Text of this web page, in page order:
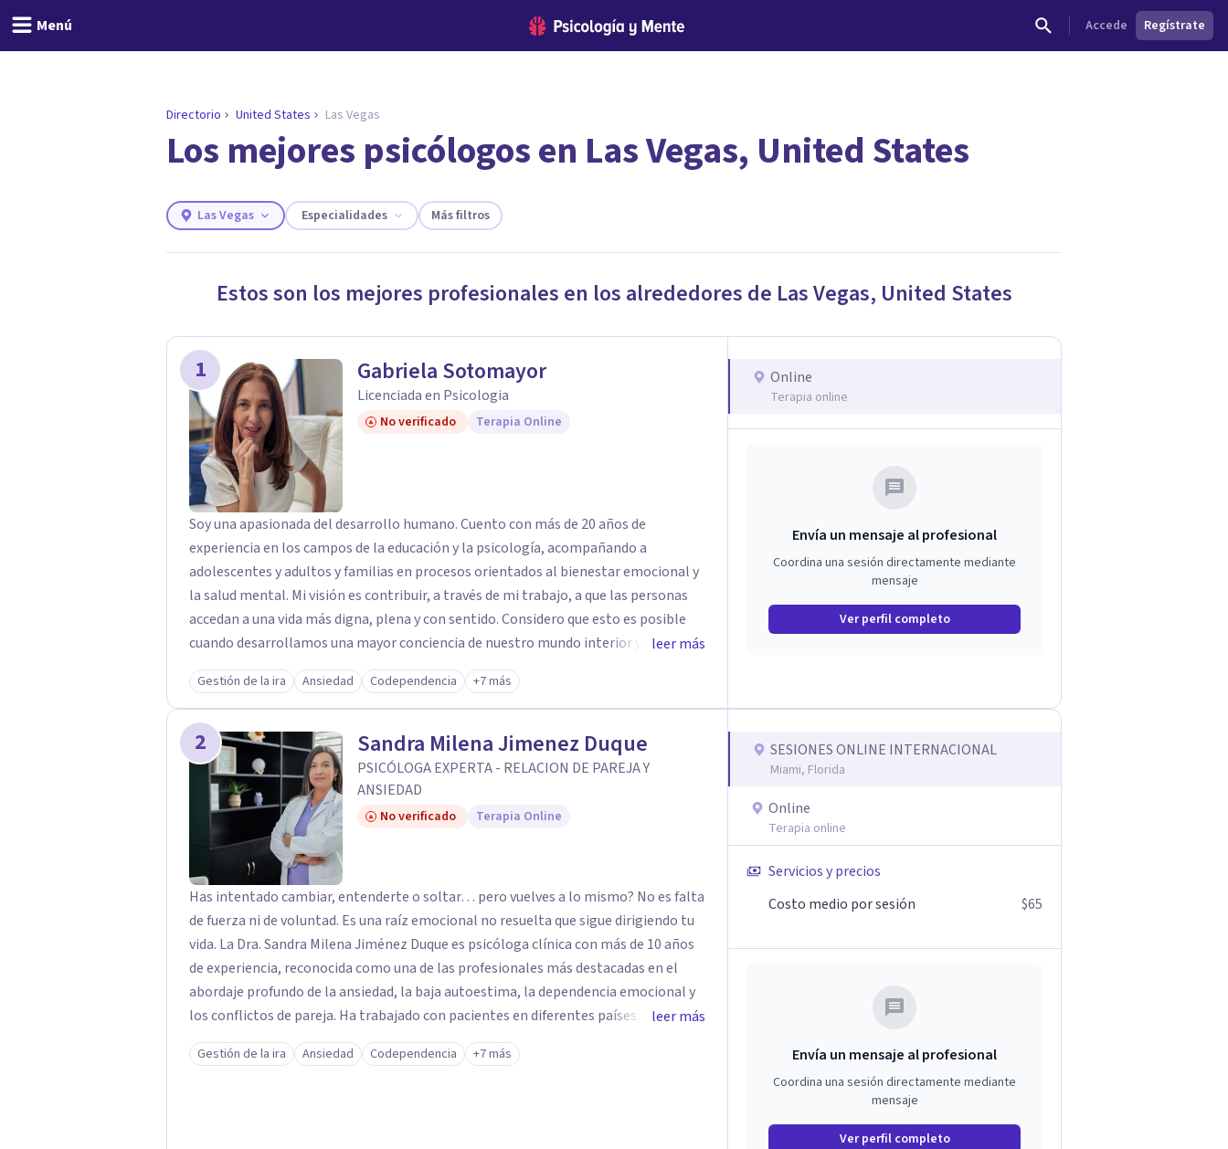
Menú Accede Regístrate
ENCONTRAR MI TERAPEUTA
¿Necesitas ayuda para encontrar el psicólogo adecuado?
necesidades.
Responder cuestionario
Directorio United States Las Vegas
Los mejores psicólogos en Las Vegas, United States
Las Vegas Especialidades Más filtros
Estos son los mejores profesionales en los alrededores de Las Vegas, United States
1 Gabriela Sotomayor
Licenciada en Psicologia
No verificado Terapia Online
Soy una apasionada del desarrollo humano. Cuento con más de 20 años de
experiencia en los campos de la educación y la psicología, acompañando a
adolescentes y adultos y familias en procesos orientados al bienestar emocional y
la salud mental. Mi visión es contribuir, a través de mi trabajo, a que las personas
accedan a una vida más digna, plena y con sentido. Considero que esto es posible
cuando desarrollamos una mayor conciencia de nuestro mundo interior y de la
manera en que nuestras experiencias influyen en nuestra forma de sentir, pensar y
relacionarnos. Mi misión es ofrecer un espacio de acompañamiento en salud
mental basado en la comprensión, la compasión y el respeto por el ritmo de cada
persona. Integro conocimientos y herramientas de la psicología con un enfoque
informado en trauma para ayudar a mis clientes a comprender sus conflictos
internos, fortalecer sus recursos personales, desarrollar nuevas estrategias de
afrontamiento y avanzar con mayor claridad, resiliencia y bienestar. Creo
profundamente en la autoconciencia como un camino fundamental para la
transformación personal y para construir una vida más auténtica y significativa.
leer más
Gestión de la ira Ansiedad Codependencia +7 más
Online
Terapia online
Envía un mensaje al profesional
Coordina una sesión directamente mediante
mensaje
Ver perfil completo
2 Sandra Milena Jimenez Duque
PSICÓLOGA EXPERTA - RELACION DE PAREJA Y
ANSIEDAD
No verificado Terapia Online
Has intentado cambiar, entenderte o soltar… pero vuelves a lo mismo? No es falta
de fuerza ni de voluntad. Es una raíz emocional no resuelta que sigue dirigiendo tu
vida. La Dra. Sandra Milena Jiménez Duque es psicóloga clínica con más de 10 años
de experiencia, reconocida como una de las profesionales más destacadas en el
abordaje profundo de la ansiedad, la baja autoestima, la dependencia emocional y
los conflictos de pareja. Ha trabajado con pacientes en diferentes países,
acompañando procesos complejos. Su enfoque terapéutico se diferencia por una
premisa clara: no trabaja el síntoma, trabaja la raíz que lo origina. Su metodología
leer más
Gestión de la ira Ansiedad Codependencia +7 más
SESIONES ONLINE INTERNACIONAL
Miami, Florida
Online
Terapia online
Servicios y precios
Costo medio por sesión
$65
Envía un mensaje al profesional
Coordina una sesión directamente mediante
mensaje
Ver perfil completo